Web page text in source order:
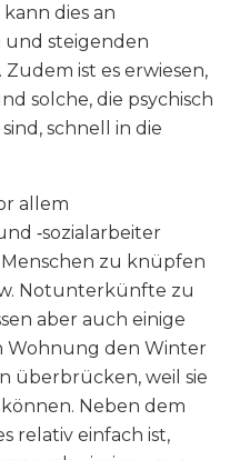
dies an
und steigenden
ist es erwiesen,
solche, die psychisch
schnell in die
allem
‑sozialarbeiter
zu knüpfen
Notunterkünfte zu
aber auch einige
Wohnung den Winter
überbrücken, weil sie
Neben dem
relativ einfach ist,